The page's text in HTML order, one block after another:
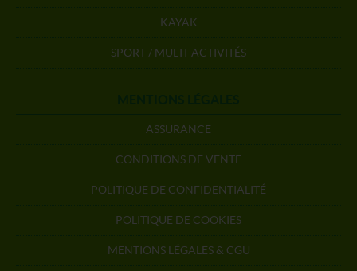
KAYAK
SPORT / MULTI-ACTIVITÉS
ASSURANCE
CONDITIONS DE VENTE
POLITIQUE DE CONFIDENTIALITÉ
POLITIQUE DE COOKIES
MENTIONS LÉGALES & CGU